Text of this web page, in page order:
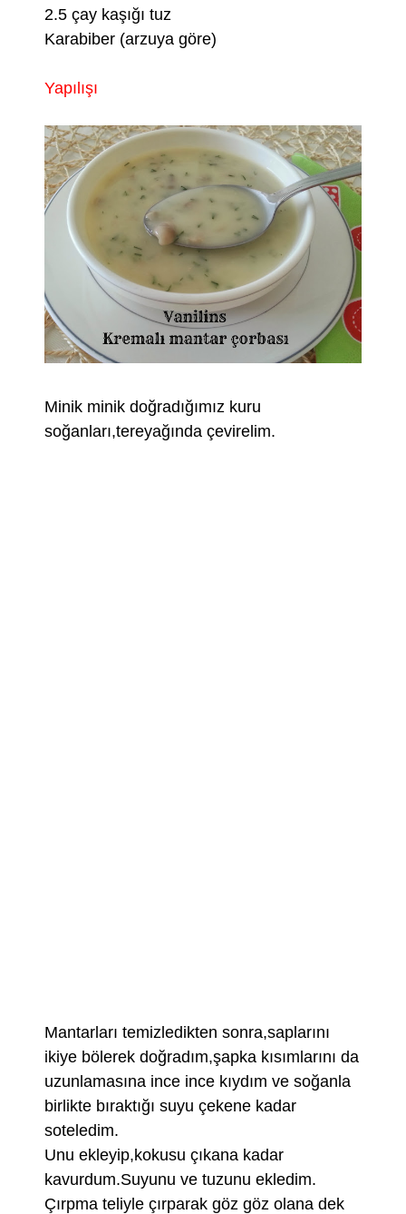
2.5 çay kaşığı tuz
Karabiber (arzuya göre)
Yapılışı
Minik minik doğradığımız kuru
soğanları,tereyağında çevirelim.
Mantarları temizledikten sonra,saplarını
ikiye bölerek doğradım,şapka kısımlarını da
uzunlamasına ince ince kıydım ve soğanla
birlikte bıraktığı suyu çekene kadar
soteledim.
Unu ekleyip,kokusu çıkana kadar
kavurdum.Suyunu ve tuzunu ekledim.
Çırpma teliyle çırparak göz göz olana dek